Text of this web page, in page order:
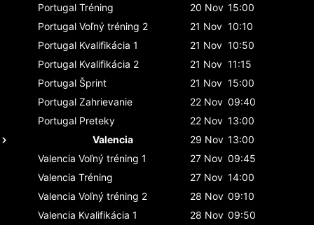
Portugal Tréning 20 Nov 15:00
Portugal Voľný tréning 2 21 Nov 10:10
Portugal Kvalifikácia 1 21 Nov 10:50
Portugal Kvalifikácia 2 21 Nov 11:15
Portugal Šprint 21 Nov 15:00
Portugal Zahrievanie 22 Nov 09:40
Portugal Preteky 22 Nov 13:00
Valencia
29 Nov 13:00
Valencia Voľný tréning 1 27 Nov 09:45
Valencia Tréning 27 Nov 14:00
Valencia Voľný tréning 2 28 Nov 09:10
Valencia Kvalifikácia 1 28 Nov 09:50